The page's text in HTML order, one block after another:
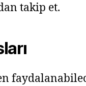
takip et.